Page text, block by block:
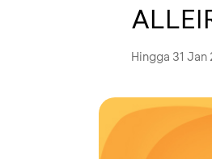
Hingga 31 Jan